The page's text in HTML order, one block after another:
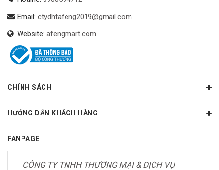
Email: ctydhtafeng2019@gmail.com
Website: afengmart.com
CHÍNH SÁCH
HƯỚNG DẪN KHÁCH HÀNG
FANPAGE
CÔNG TY TNHH THƯƠNG MẠI & DỊCH VỤ